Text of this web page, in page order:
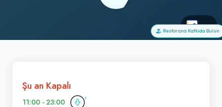
+0
Restorana Katkıda Bulun
Şu an Kapalı
11:00 - 23:00